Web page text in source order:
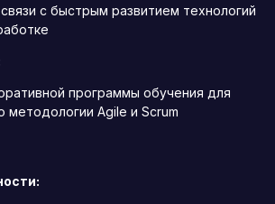
с быстрым развитием технологий
программы обучения для
методологии Agile и Scrum